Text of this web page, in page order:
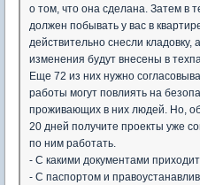
о том, что она сделана. Затем в
должен побывать у вас в
действительно снесли
изменения будут внесены в
Еще 72 из них нужно
работы могут повлиять на
проживающих в них людей. Но,
20 дней получите проекты уже
по ним работать.
- С какими документами
- С паспортом и